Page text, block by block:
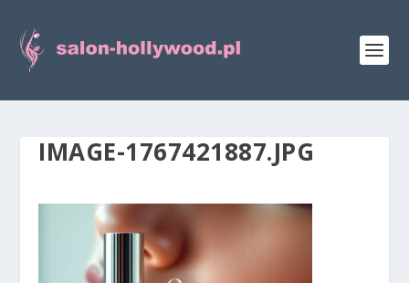
IMAGE-1767421887.JPG